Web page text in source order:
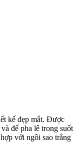
kế đẹp mắt. Được
đế pha lê trong suốt
với ngôi sao trắng